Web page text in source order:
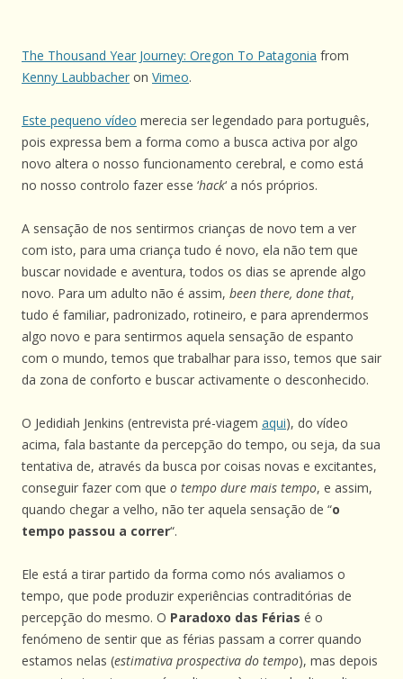
The Thousand Year Journey: Oregon To Patagonia from
Kenny Laubbacher on Vimeo.
Este pequeno vídeo merecia ser legendado para português,
pois expressa bem a forma como a busca activa por algo
novo altera o nosso funcionamento cerebral, e como está
no nosso controlo fazer esse ‘hack‘ a nós próprios.
A sensação de nos sentirmos crianças de novo tem a ver
com isto, para uma criança tudo é novo, ela não tem que
buscar novidade e aventura, todos os dias se aprende algo
novo. Para um adulto não é assim, been there, done that,
tudo é familiar, padronizado, rotineiro, e para aprendermos
algo novo e para sentirmos aquela sensação de espanto
com o mundo, temos que trabalhar para isso, temos que sair
da zona de conforto e buscar activamente o desconhecido.
O Jedidiah Jenkins (entrevista pré-viagem aqui), do vídeo
acima, fala bastante da percepção do tempo, ou seja, da sua
tentativa de, através da busca por coisas novas e excitantes,
conseguir fazer com que o tempo dure mais tempo, e assim,
quando chegar a velho, não ter aquela sensação de “o
tempo passou a correr“.
Ele está a tirar partido da forma como nós avaliamos o
tempo, que pode produzir experiências contraditórias de
percepção do mesmo. O Paradoxo das Férias é o
fenómeno de sentir que as férias passam a correr quando
estamos nelas (estimativa prospectiva do tempo), mas depois